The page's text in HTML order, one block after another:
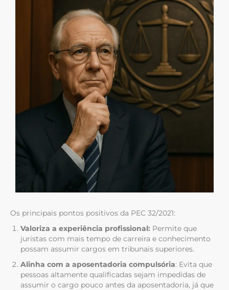
Os principais pontos positivos da PEC 32/2021:
Valoriza a experiência profissional: Permite que
juristas com mais tempo de carreira e conhecimento
possam assumir cargos em tribunais superiores.
Alinha com a aposentadoria compulsória: Evita que
pessoas altamente qualificadas sejam impedidas de
assumir o cargo pouco antes da aposentadoria, já que